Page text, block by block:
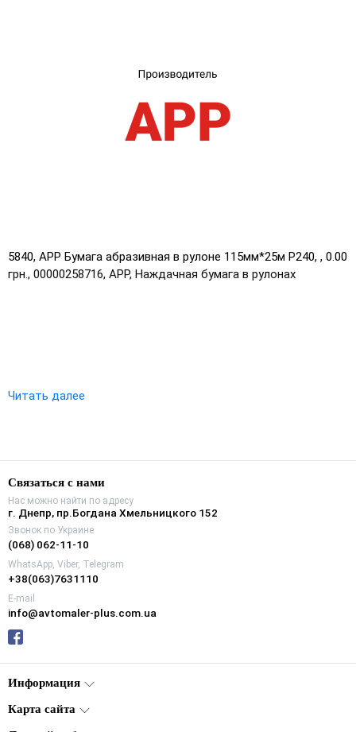
5840, APP Бумага абразивная в рулоне 115мм*25м Р240, , 0.00
грн., 00000258716, APP, Наждачная бумага в рулонах
Читать далее
Связаться с нами
Нас можно найти по адресу
г. Днепр, пр.Богдана Хмельницкого 152
Звонок по Украине
(068) 062-11-10
WhatsApp, Viber, Telegram
+38(063)7631110
E-mail
info@avtomaler-plus.com.ua
Информация
Карта сайта